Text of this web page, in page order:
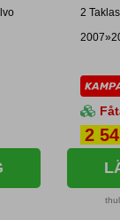
2
Pris
2